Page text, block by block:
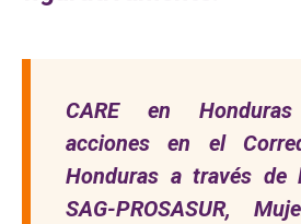
CARE en Honduras
acciones en el
Honduras a través de
SAG-PROSASUR,